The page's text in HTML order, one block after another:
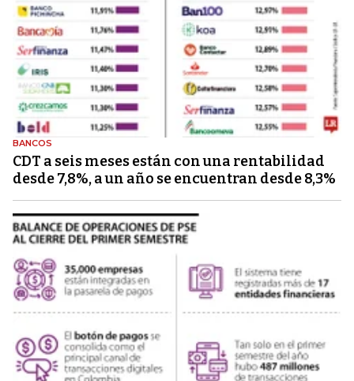
BANCOS
CDT a seis meses están con una rentabilidad
desde 7,8%, a un año se encuentran desde 8,3%